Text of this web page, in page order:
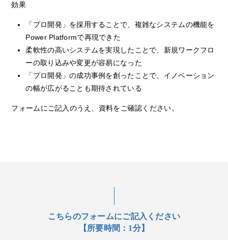
効果
「プロ開発」を採用することで、複雑なシステムの機能を
Power Platformで再現できた
柔軟性の高いシステムを実現したことで、新規ワークフロ
ーの取り込みや変更が容易になった
「プロ開発」の成功事例を創ったことで、イノベーション
の幅が広がることも期待されている
フォームにご記入のうえ、資料をご確認ください。
こちらのフォームにご記入ください
【所要時間：1分】